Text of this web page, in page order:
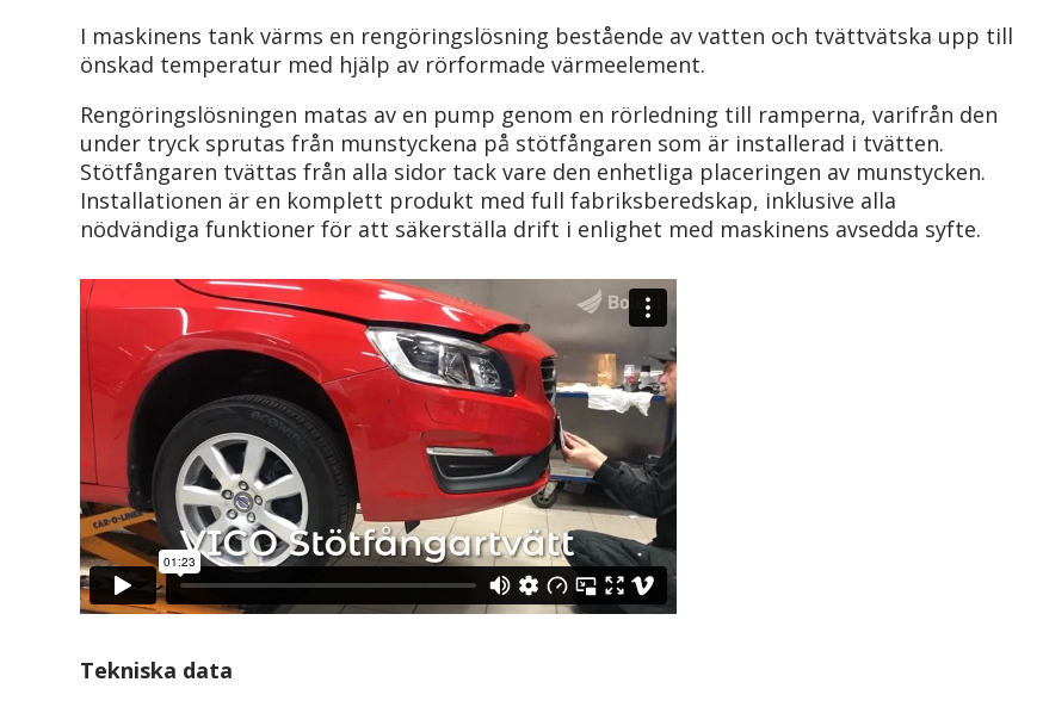
I maskinens tank värms en rengöringslösning bestående av vatten och tvättvätska upp till
önskad temperatur med hjälp av rörformade värmeelement.
Rengöringslösningen matas av en pump genom en rörledning till ramperna, varifrån den
under tryck sprutas från munstyckena på stötfångaren som är installerad i tvätten.
Stötfångaren tvättas från alla sidor tack vare den enhetliga placeringen av munstycken.
Installationen är en komplett produkt med full fabriksberedskap, inklusive alla
nödvändiga funktioner för att säkerställa drift i enlighet med maskinens avsedda syfte.
Tekniska data